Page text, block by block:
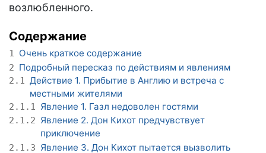
возлюбленного.
Содержание
1 Очень краткое содержание
2 Подробный пересказ по действиям и явлениям
2.1 Действие 1. Прибытие в Англию и встреча с
местными жителями
2.1.1 Явление 1. Газл недоволен гостями
2.1.2 Явление 2. Дон Кихот предчувствует
приключение
2.1.3 Явление 3. Дон Кихот пытается вызволить